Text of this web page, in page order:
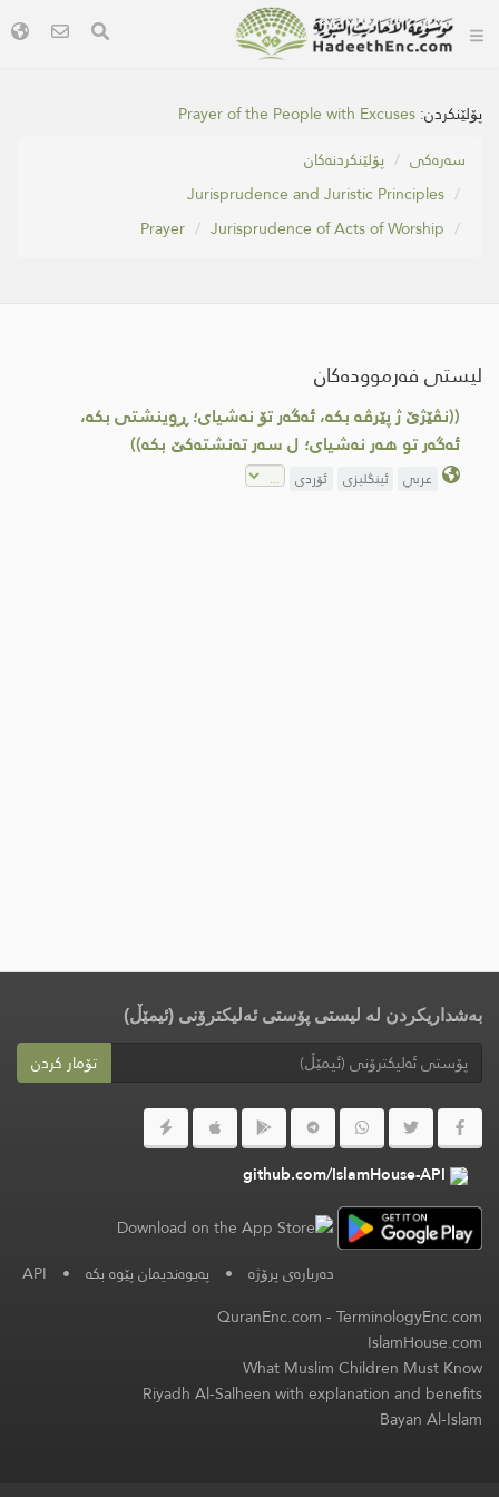
پۆلێنکردن:Prayer of the People with Excuses
سه‌ره‌كی
پۆلێنکردنەکان
Jurisprudence and Juristic Principles
Jurisprudence of Acts of Worship
Prayer
لیستی فەرموودەکان
((نڤێژێ ژ پێرڤه‌ بكه‌، ئه‌گه‌ر تۆ نه‌شیای؛ ڕوینشتی بكه‌،
ئه‌گه‌ر تو هه‌ر نه‌شیای؛ ل سه‌ر ته‌نشته‌كێ بكه‌))
عربي ئینگلیزی ئۆردی
بەشداریکردن لە لیستی پۆستی ئەلیکترۆنی (ئیمێڵ)
تۆمار کردن
github.com/IslamHouse-API
دەربارەی پرۆژە • پەیوەندیمان پێوە بکە •
API
QuranEnc.com-TerminologyEnc.com
IslamHouse.com
What Muslim Children Must Know
Riyadh Al-Salheen with explanation and benefits
Bayan Al-Islam